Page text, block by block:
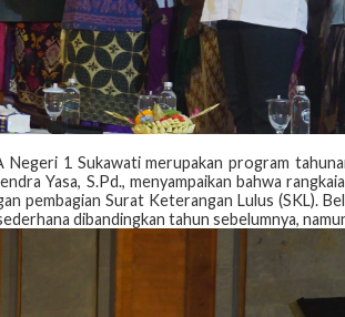
Negeri 1 Sukawati merupakan program
Yasa, S.Pd., menyampaikan bahwa
pembagian Surat Keterangan Lulus (SKL).
dibandingkan tahun sebelumnya,